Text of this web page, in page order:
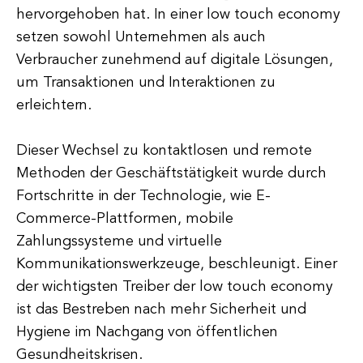
hervorgehoben hat. In einer low touch economy
setzen sowohl Unternehmen als auch
Verbraucher zunehmend auf digitale Lösungen,
um Transaktionen und Interaktionen zu
erleichtern.
Dieser Wechsel zu kontaktlosen und remote
Methoden der Geschäftstätigkeit wurde durch
Fortschritte in der Technologie, wie E-
Commerce-Plattformen, mobile
Zahlungssysteme und virtuelle
Kommunikationswerkzeuge, beschleunigt. Einer
der wichtigsten Treiber der low touch economy
ist das Bestreben nach mehr Sicherheit und
Hygiene im Nachgang von öffentlichen
Gesundheitskrisen.